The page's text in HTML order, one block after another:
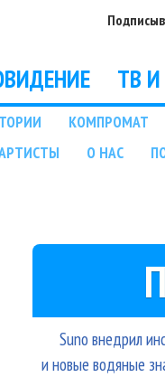
ТВ
КОМПРОМАТ
О НАС
Suno внедрил
и новые водяные